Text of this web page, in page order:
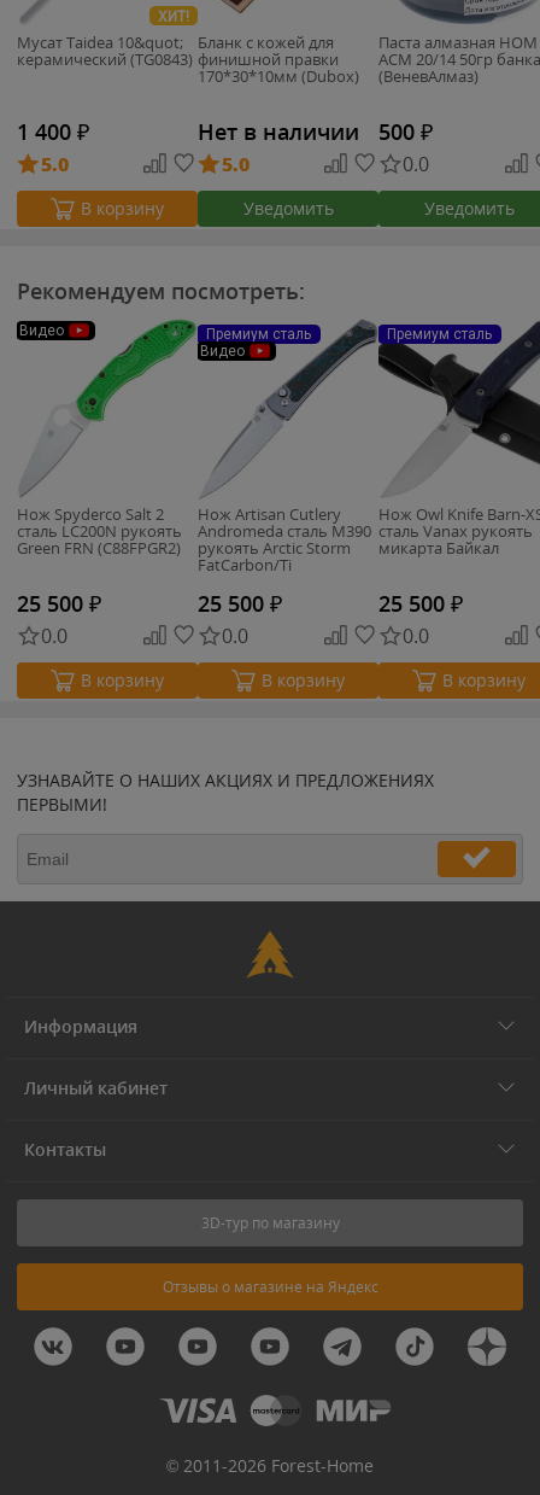
ХИТ!
Мусат Taidea 10&quot;
керамический (TG0843)
1 400 ₽
5.0
В корзину
Бланк с кожей для
финишной правки
170*30*10мм (Dubox)
Нет в наличии
5.0
Уведомить
Паста алмазная НОМ
АСМ 20/14 50гр банка
(ВеневАлмаз)
500 ₽
0.0
Уведомить
Рекомендуем посмотреть:
Видео
Нож Spyderco Salt 2
сталь LC200N рукоять
Green FRN (C88FPGR2)
25 500 ₽
0.0
В корзину
Премиум сталь
Видео
Нож Artisan Cutlery
Andromeda сталь M390
рукоять Arctic Storm
FatCarbon/Ti
25 500 ₽
0.0
В корзину
Премиум сталь
Нож Owl Knife Barn-
сталь Vanax рукоять
микарта Байкал
25 500 ₽
0.0
В корзину
УЗНАВАЙТЕ О НАШИХ АКЦИЯХ И ПРЕДЛОЖЕНИЯХ
ПЕРВЫМИ!
Информация
Личный кабинет
Контакты
3D-тур по магазину
Отзывы о магазине на Яндекс
© 2011-2026 Forest-Home